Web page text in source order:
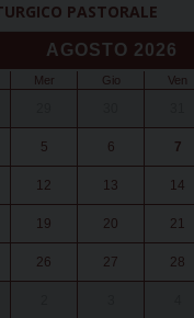
PASTORALE
AGOSTO 2026
Mer Gio Ven
5 6 7
12 13 14
19 20 21
26 27 28